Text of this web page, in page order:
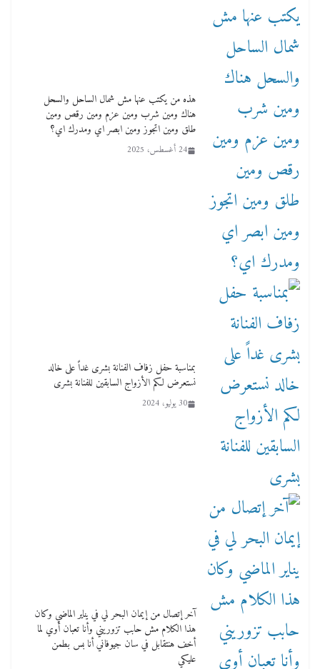
هذه من يكتب عنها مش شمال الساحل والسحل
هناك ومين شرب ومين عزم ومين رقص ومين
طلق ومين اتجوز ومين ابصر اي ومدرك اي؟
24 أغسطس، 2025
بمناسبة حفل زفاف الفنانة بشرى غداً على خالد
نستعرض لكم الأزواج السابقين للفنانة بشرى
30 يوليو، 2024
آخر إتصال من إيمان البحر لي في يناير الماضي وكان
هذا الكلام مش حابب تزوريني وأنا تعبان أوي لما
أخف هنتقابل في سان جيوفاني أنا بس بطمن
عليكي